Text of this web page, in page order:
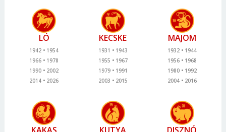
LÓ
1942
1954
1966
1978
1990
2002
2014
2026
KECSKE
1931
1943
1955
1967
1979
1991
2003
2015
MAJOM
1932
1944
1956
1968
1980
1992
2004
2016